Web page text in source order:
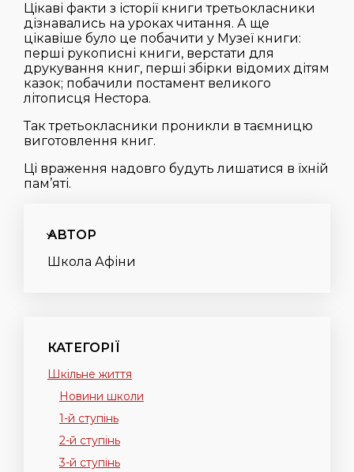
Цікаві факти з історії книги третьокласники
дізнавались на уроках читання. А ще
цікавіше було це побачити у Музеї книги:
перші рукописні книги, верстати для
друкування книг, перші збірки відомих дітям
казок; побачили постамент великого
літописця Нестора.
Так третьокласники проникли в таємницю
виготовлення книг.
Ці враження надовго будуть лишатися в їхній
пам’яті.
АВТОР
Школа Афіни
КАТЕГОРІЇ
Шкільне життя
Новини школи
1-й ступінь
2-й ступінь
3-й ступінь